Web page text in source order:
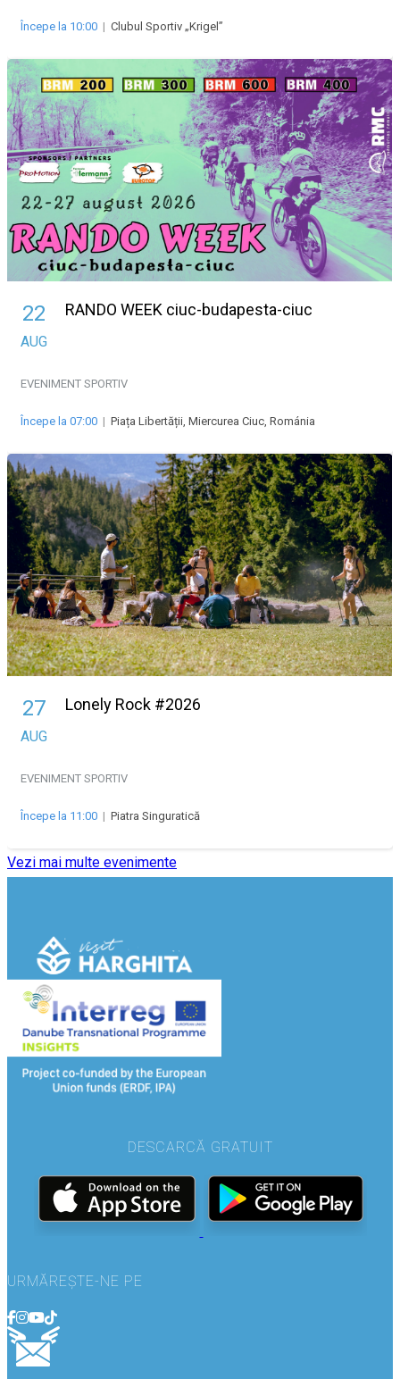
Începe la 10:00 | Clubul Sportiv „Krigel”
22
AUG
RANDO WEEK ciuc-budapesta-ciuc
EVENIMENT SPORTIV
Începe la 07:00 | Piața Libertății, Miercurea Ciuc, Románia
27
AUG
Lonely Rock #2026
EVENIMENT SPORTIV
Începe la 11:00 | Piatra Singuratică
Vezi mai multe evenimente
DESCARCĂ GRATUIT
URMĂREȘTE-NE PE